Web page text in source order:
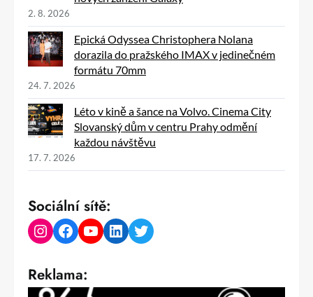
2. 8. 2026
Epická Odyssea Christophera Nolana
dorazila do pražského IMAX v jedinečném
formátu 70mm
24. 7. 2026
Léto v kině a šance na Volvo. Cinema City
Slovanský dům v centru Prahy odmění
každou návštěvu
17. 7. 2026
Sociální sítě:
Instagram Facebook YouTube LinkedIn Twitter
Reklama: